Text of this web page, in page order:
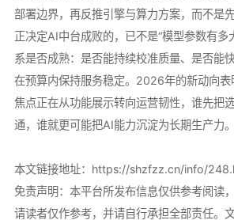
部署边界，再反推引擎与算力方案，而不是
正决定AI中台成败的，已不是“模型参数有多
系是否成熟：是否能持续校准质量、是否能
在预算内保持服务稳定。2026年的新动向表
焦点正在从功能展示转向运营韧性，谁先把
通，谁就更可能把AI能力沉淀为长期生产力。
本文链接地址： https://shzfzz.cn/info/
免责声明：本平台所发布信息仅供参考阅读
请读者仅作参考，并请自行承担全部责任。